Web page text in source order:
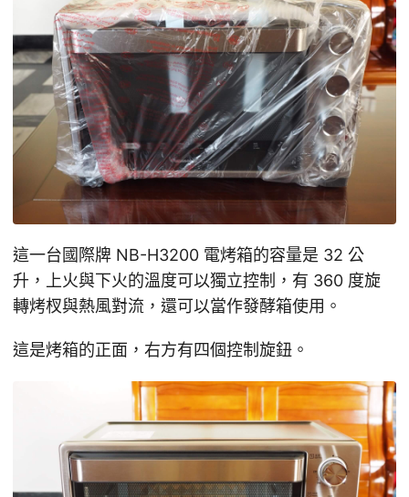
這一台國際牌 NB-H3200 電烤箱的容量是 32 公
升，上火與下火的溫度可以獨立控制，有 360 度旋
轉烤杈與熱風對流，還可以當作發酵箱使用。
這是烤箱的正面，右方有四個控制旋鈕。